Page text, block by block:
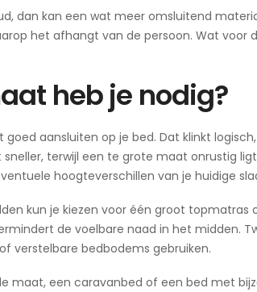
dan kan een wat meer omsluitend
het afhangt van de persoon. Wat voor
heb je nodig?
aansluiten op je bed. Dat klinkt
terwijl een te grote maat onrustig
hoogteverschillen van je huidige
kun je kiezen voor één groot
de voelbare naad in het midden.
verstelbare bedbodems gebruiken.
maat, een caravanbed of een bed met